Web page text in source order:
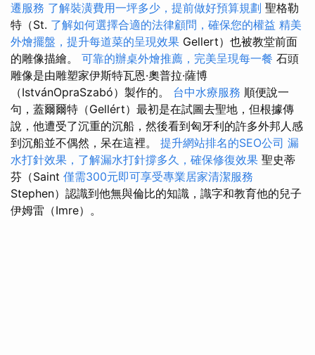
遷服務 了解裝潢費用一坪多少，提前做好預算規劃 聖格勒
特（St. 了解如何選擇合適的法律顧問，確保您的權益 精美
外燴擺盤，提升每道菜的呈現效果 Gellert）也被教堂前面
的雕像描繪。 可靠的辦桌外燴推薦，完美呈現每一餐 石頭
雕像是由雕塑家伊斯特瓦恩·奧普拉·薩博
（IstvánOpraSzabó）製作的。 台中水療服務 順便說一
句，蓋爾爾特（Gellért）最初是在試圖去聖地，但根據傳
說，他遭受了沉重的沉船，然後看到匈牙利的許多外邦人感
到沉船並不偶然，呆在這裡。 提升網站排名的SEO公司 漏
水打針效果，了解漏水打針撐多久，確保修復效果 聖史蒂
芬（Saint 僅需300元即可享受專業居家清潔服務
Stephen）認識到他無與倫比的知識，識字和教育他的兒子
伊姆雷（Imre）。